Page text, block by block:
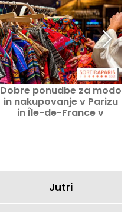
Dobre ponudbe za modo
in nakupovanje v Parizu
in Île-de-France v
Jutri